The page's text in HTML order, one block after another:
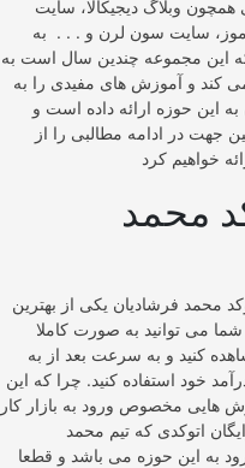
همچون وبلاگ دیجیکالا، سایت
سایت سون لرن و . . . به
این مجموعه چندین سال است به
کند و آموزش های مفیدی را به
این حوزه ارائه داده است و
جهت در ادامه مطالبی را از
محمد
محمد فرشادیان یکی از بهترین
می توانید به صورت کاملا
کنید و به سرعت بعد از به
خود استفاده کنید. چرا که این
هایی مخصوص ورود به بازار کار
اتوکدی که تیم محمد
به این حوزه می باشد و قطعا